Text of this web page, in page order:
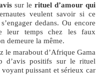
sur le rituel d’amour qui
veulent savoir si ce
dedans. Ou encore
leur temps chez les faux
demeure la même.
le marabout d’Afrique Gama
d’avis positifs sur le rituel
puissant et sérieux car